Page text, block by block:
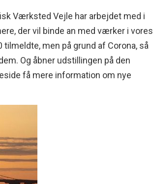
Værksted Vejle har arbejdet med i
der vil binde an med værker i vores
men på grund af Corona, så
Og åbner udstillingen på den
få mere information om nye